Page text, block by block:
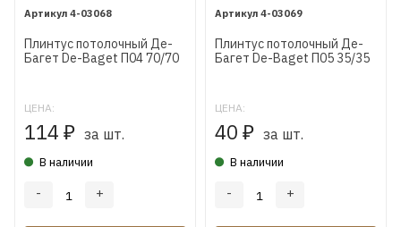
4-03068
Плинтус потолочный Де-
Багет De-Baget П04 70/70
ЦЕНА:
114 ₽ за шт.
В наличии
- +
4-03069
Плинтус потолочный Де-
Багет De-Baget П05 35/35
ЦЕНА:
40 ₽ за шт.
В наличии
- +